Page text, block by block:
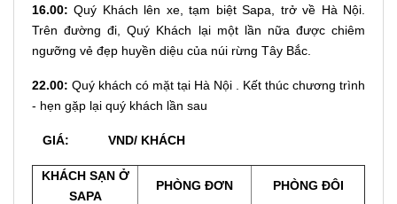
16.00: Quý Khách lên xe, tạm biệt Sapa, trở về Hà Nội.
Trên đường đi, Quý Khách lại một lần nữa được chiêm
ngưỡng vẻ đẹp huyền diệu của núi rừng Tây Bắc.
22.00: Quý khách có mặt tại Hà Nội . Kết thúc chương trình
- hẹn gặp lại quý khách lần sau
GIÁ: VND/ KHÁCH
KHÁCH SẠN Ở
SAPA
PHÒNG ĐƠN PHÒNG ĐÔI